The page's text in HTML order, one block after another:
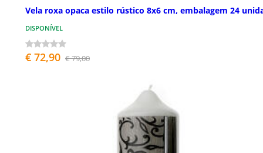
Vela roxa opaca estilo rústico 8x6 cm, embalagem 24
DISPONÍVEL
€ 72,90 € 79,00